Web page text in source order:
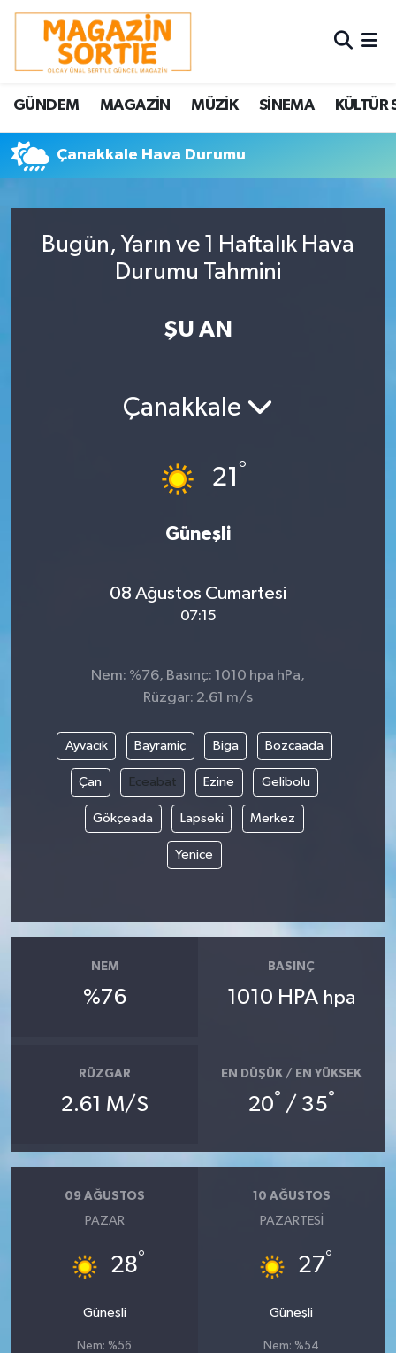
GÜNDEM MAGAZİN MÜZİK SİNEMA KÜLTÜR
Çanakkale Hava Durumu
Bugün, Yarın ve 1 Haftalık Hava
Durumu Tahmini
ŞU AN
Çanakkale
21°
Güneşli
08 Ağustos Cumartesi
07:15
Nem: %76, Basınç: 1010 hpa hPa,
Rüzgar: 2.61 m/s
Ayvacık Bayramiç Biga Bozcaada
Çan Eceabat Ezine Gelibolu
Gökçeada Lapseki Merkez
Yenice
NEM
%76
BASINÇ
1010 HPA hpa
RÜZGAR
2.61 M/S
EN DÜŞÜK / EN YÜKSEK
20° / 35°
09 AĞUSTOS
PAZAR
28°
Güneşli
Nem: %56
10 AĞUSTOS
PAZARTESI
27°
Güneşli
Nem: %54
Nöbetçi Eczaneler
Hava Durumu
Trafik Durumu
Tüm Manşetler